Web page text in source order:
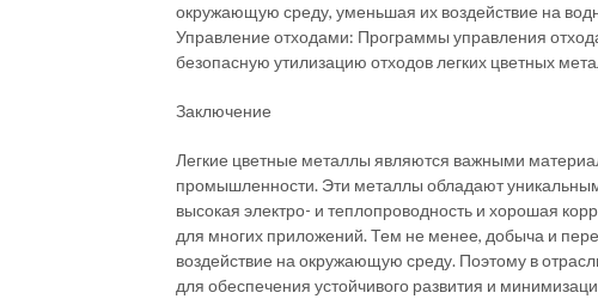
окружающую среду, уменьшая их воздействие на
Управление отходами: Программы управления
безопасную утилизацию отходов легких цветных
Заключение
Легкие цветные металлы являются важными
промышленности. Эти металлы обладают
высокая электро- и теплопроводность и хорошая
для многих приложений. Тем не менее, добыча и
воздействие на окружающую среду. Поэтому в
для обеспечения устойчивого развития и